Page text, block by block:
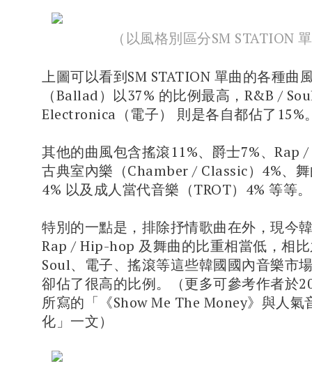
（以風格別區分SM STATION
上圖可以看到SM STATION 單曲的各種曲
（Ballad）以37% 的比例最高，R&B /
Electronica（電子） 則是各自都佔了15%
其他的曲風包含搖滾11%、爵士7%、Rap
古典室內樂（Chamber / Classic）4%、
4% 以及成人當代音樂（TROT）4% 等等。
特別的一點是，排除抒情歌曲在外，現今
Rap / Hip-hop 及舞曲的比重相當低，相
Soul、電子、搖滾等這些韓國國內音樂市
卻佔了很高的比例。（更多可參考作者於
所寫的「《Show Me The Money》與人氣
化」一文）